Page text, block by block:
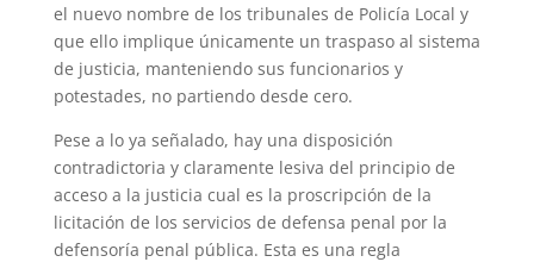
el nuevo nombre de los tribunales de Policía Local y
que ello implique únicamente un traspaso al sistema
de justicia, manteniendo sus funcionarios y
potestades, no partiendo desde cero.
Pese a lo ya señalado, hay una disposición
contradictoria y claramente lesiva del principio de
acceso a la justicia cual es la proscripción de la
licitación de los servicios de defensa penal por la
defensoría penal pública. Esta es una regla